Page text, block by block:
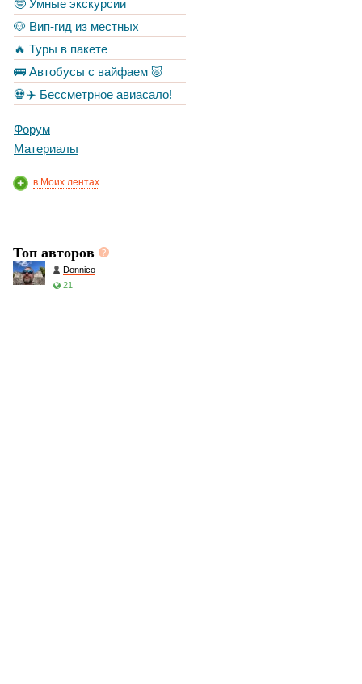
🤓 Умные экскурсии
🐶 Вип-гид из местных
🔥 Туры в пакете
🚌 Автобусы с вайфаем 🐷
💀✈️ Бессметрное авиасало!
Форум
Материалы
в Моих лентах
Топ авторов
Donnico
21